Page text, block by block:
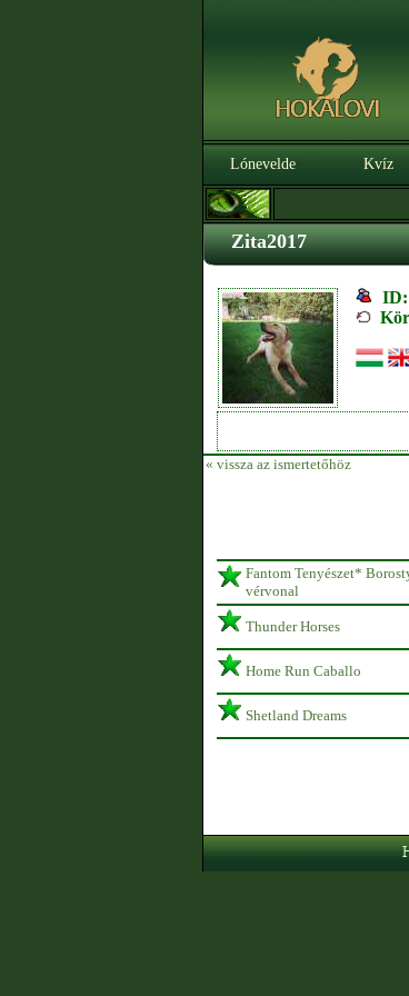
Lónevelde Kvíz
Zita2017
ID:
« vissza az ismertetőhöz
Fantom Tenyészet*
vérvonal
Thunder Horses
Home Run Caballo
Shetland Dreams